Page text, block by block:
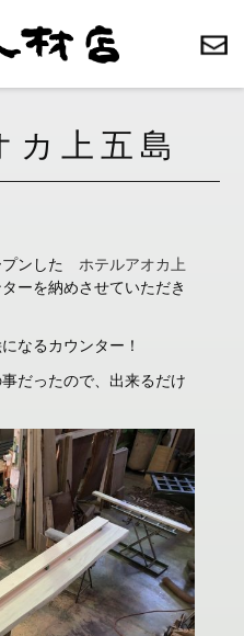
カ上五島
プンした ホテルアオカ上
ーを納めさせていただき
なるカウンター！
だったので、出来るだけ